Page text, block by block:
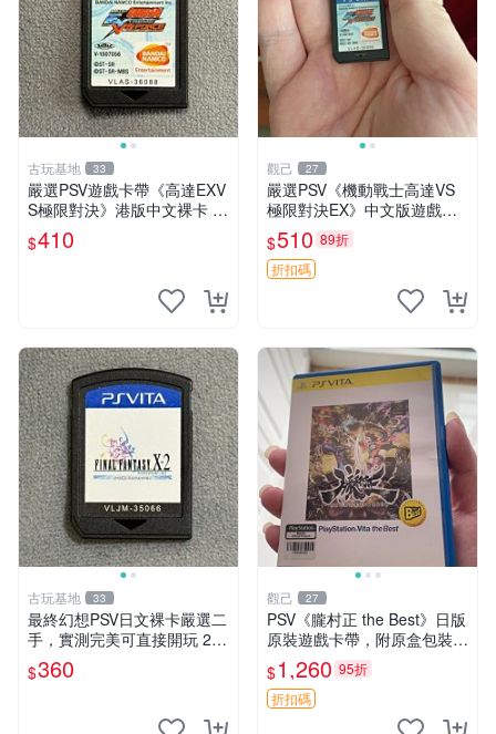
古玩基地 33
嚴選PSV遊戲卡帶《高達EXV
S極限對決》港版中文裸卡 實
測順暢 高品質遊戲卡帶 psv
遊戲 卡帶
$410
觀己 27
嚴選PSV《機動戰士高達VS
極限對決EX》中文版遊戲卡
帶 成色如新 港版 主機相容
買家保障 不退不換 高達 終結
者 10562
$510 89折
折扣碼
古玩基地 33
最終幻想PSV日文裸卡嚴選二
手，實測完美可直接開玩 2張
起享優惠 最終幻想 PSV 卡帶
二手 裸卡
$360
觀己 27
PSV《朧村正 the Best》日版
原裝遊戲卡帶，附原盒包裝，
狀態近新，盤面乾淨，支持P
SV主機即插即玩，日本語原
版，適合喜愛日系RPG玩家
$1,260 95折
折扣碼